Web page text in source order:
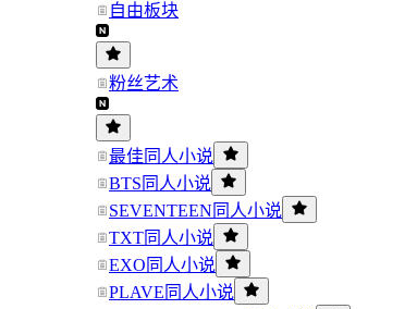
自由板块
粉丝艺术
最佳同人小说
BTS同人小说
SEVENTEEN同人小说
TXT同人小说
EXO同人小说
PLAVE同人小说